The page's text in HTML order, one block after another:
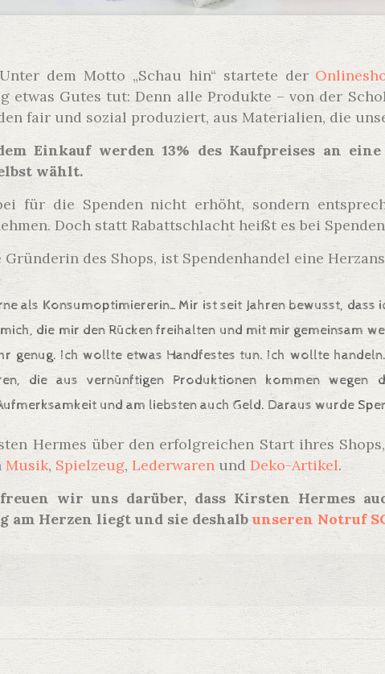
dem Motto „Schau hin“ startete der
etwas Gutes tut: Denn alle Produkte – von der
fair und sozial produziert, aus Materialien, die
Einkauf werden 13% des Kaufpreises an
wählt.
für die Spenden nicht erhöht, sondern
Doch statt Rabattschlacht heißt es bei
des Shops, ist Spendenhandel eine
als Konsumoptimiererin…Mir ist seit Jahren bewusst, dass
die mir den Rücken freihalten und mit mir gemeinsam
genug. Ich wollte etwas Handfestes tun. Ich wollte
die aus vernünftigen Produktionen kommen wegen
und am liebsten auch Geld. Daraus wurde
Hermes über den erfolgreichen Start ihres Shops,
Musik, Spielzeug,Lederwaren undDeko-Artikel.
wir uns darüber, dass Kirsten Hermes
am Herzen liegt und sie deshalbunseren Notruf